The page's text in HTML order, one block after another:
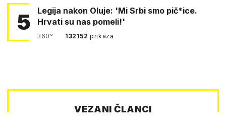
5
Legija nakon Oluje: 'Mi Srbi smo pič*ice.
Hrvati su nas pomeli!'
360° 132152prikaza
VEZANI ČLANCI